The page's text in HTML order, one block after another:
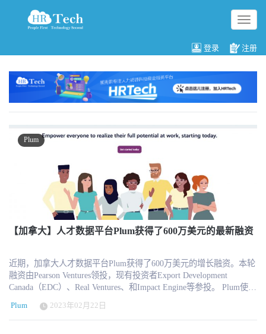
切
换
航
登录 注册
Plum
【加拿大】人才数据平台Plum获得了600万美元的最新融资
近期，加拿大人才数据平台Plum获得了600万美元的增长融资。本轮
融资由Pearson Ventures领投，现有投资者Export Development
Canada（EDC）、Real Ventures、和Impact Engine等参投。 Plum使雇
主能够利用心理测量数据做出更好的人才决策。该解决方案可贯穿
整个员工生命周期，涉及招聘入职，内部职业流动等。近期美国就
业报告表明，全球失业率正处于历史高位，雇主将继续努力将人才
Plum 2023年02月22日